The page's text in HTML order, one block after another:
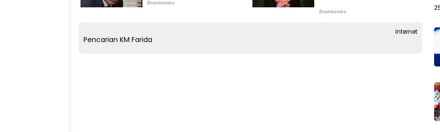
Internet
Pencarian KM Farida